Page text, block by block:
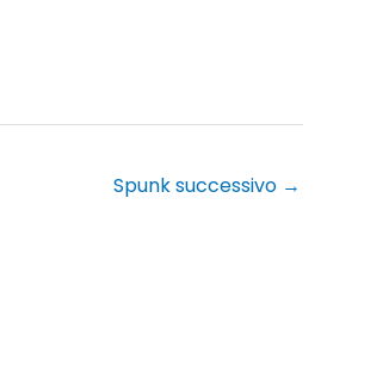
Spunk successivo →